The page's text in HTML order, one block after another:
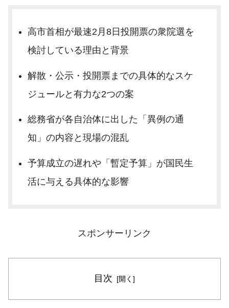
高市首相が最速2月8日投開票の衆院選を
検討している理由と背景
解散・公示・投開票までの具体的なスケ
ジュールと有力な2つの案
総務省が各自治体に出した「異例の通
知」の内容と現場の混乱
予算成立の遅れや「暫定予算」が国民生
活に与える具体的な影響
スポンサーリンク
目次